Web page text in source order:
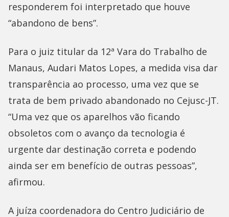
responderem foi interpretado que houve
“abandono de bens”.
Para o juiz titular da 12ª Vara do Trabalho de
Manaus, Audari Matos Lopes, a medida visa dar
transparência ao processo, uma vez que se
trata de bem privado abandonado no Cejusc-JT.
“Uma vez que os aparelhos vão ficando
obsoletos com o avanço da tecnologia é
urgente dar destinação correta e podendo
ainda ser em benefício de outras pessoas”,
afirmou.
A juíza coordenadora do Centro Judiciário de